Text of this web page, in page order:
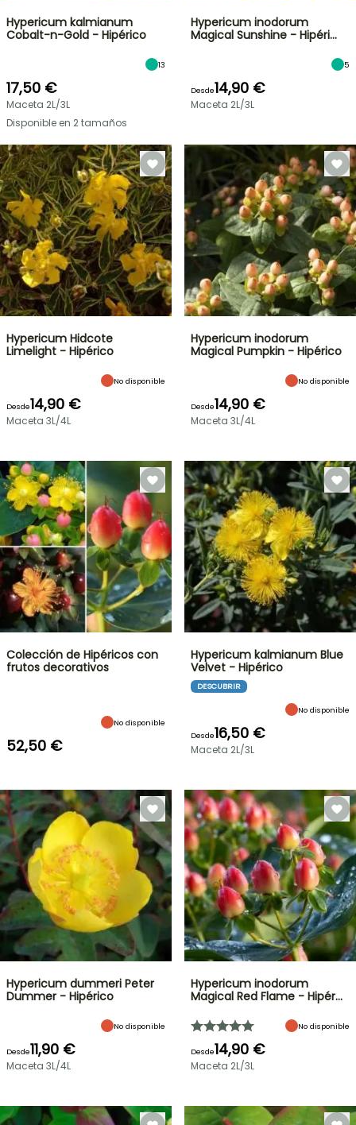
Hypericum kalmianum
Cobalt-n-Gold - Hipérico
13
17,50 €
Maceta 2L/3L
Disponible en 2 tamaños
Hypericum inodorum
Magical Sunshine - Hipéri…
5
Desde14,90 €
Maceta 2L/3L
Hypericum Hidcote
Limelight - Hipérico
No disponible
Desde14,90 €
Maceta 3L/4L
Hypericum inodorum
Magical Pumpkin - Hipérico
No disponible
Desde14,90 €
Maceta 3L/4L
Colección de Hipéricos con
frutos decorativos
No disponible
52,50 €
Hypericum kalmianum Blue
Velvet - Hipérico
DESCUBRIR
No disponible
Desde16,50 €
Maceta 2L/3L
Hypericum dummeri Peter
Dummer - Hipérico
No disponible
Desde11,90 €
Maceta 3L/4L
Hypericum inodorum
Magical Red Flame - Hipér…
No disponible
Desde14,90 €
Maceta 2L/3L